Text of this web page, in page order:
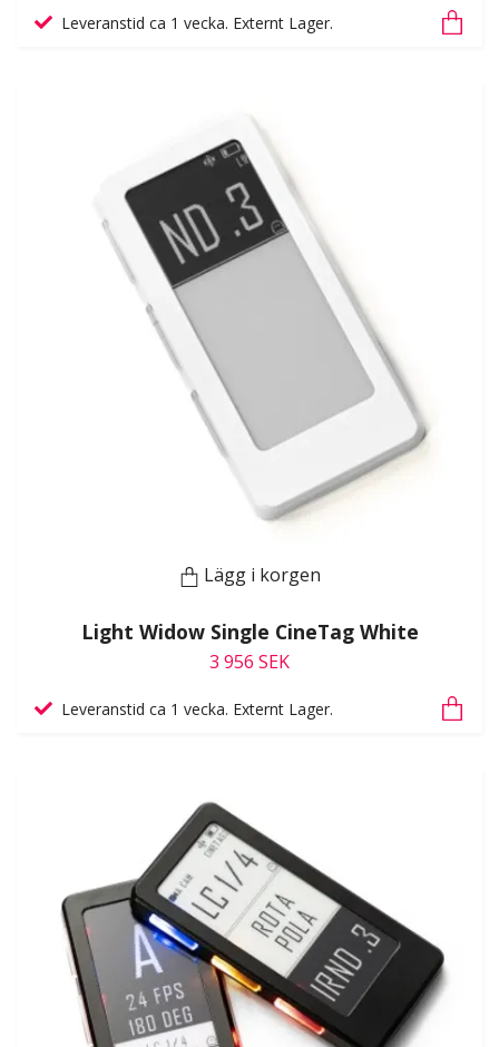
Leveranstid ca 1 vecka. Externt Lager.
Lägg i korgen
Light Widow Single CineTag White
3 956 SEK
Leveranstid ca 1 vecka. Externt Lager.